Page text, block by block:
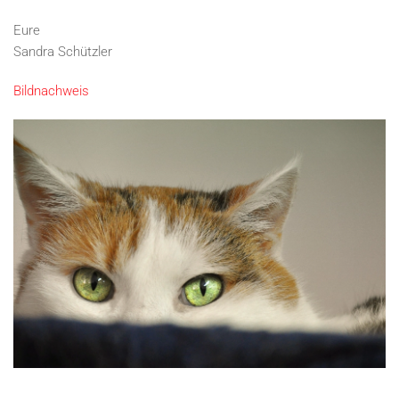
Eure
Sandra Schützler
Bildnachweis